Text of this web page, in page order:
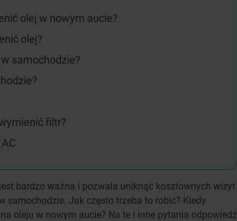
olej w nowym aucie?
olej?
samochodzie?
filtr?
bardzo ważna i pozwala uniknąć kosztownych wizyt
samochodzie. Jak często trzeba to robić? Kiedy
oleju w nowym aucie? Na te i inne pytania odpowiedź